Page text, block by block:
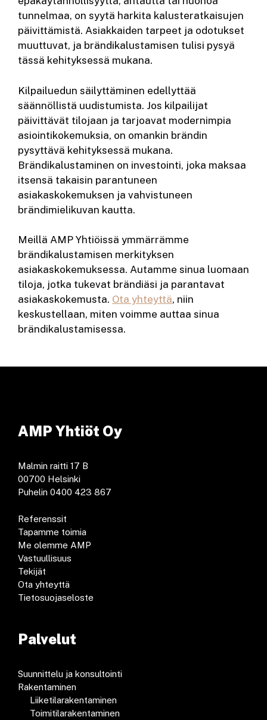
tunnelmaa, on syytä harkita kalusteratkaisujen
päivittämistä. Asiakkaiden tarpeet ja odotukset
muuttuvat, ja brändikalustamisen tulisi pysyä
tässä kehityksessä mukana.
Kilpailuedun säilyttäminen edellyttää
säännöllistä uudistumista. Jos kilpailijat
päivittävät tilojaan ja tarjoavat modernimpia
asiointikokemuksia, on omankin brändin
pysyttävä kehityksessä mukana.
Brändikalustaminen on investointi, joka maksaa
itsensä takaisin parantuneen
asiakaskokemuksen ja vahvistuneen
brändimielikuvan kautta.
Meillä AMP Yhtiöissä ymmärrämme
brändikalustamisen merkityksen
asiakaskokemuksessa. Autamme sinua luomaan
tiloja, jotka tukevat brändiäsi ja parantavat
asiakaskokemusta. Ota yhteyttä, niin
keskustellaan, miten voimme auttaa sinua
brändikalustamisessa.
AMP Yhtiöt Oy
Malmin raitti 17 B
00700 Helsinki
Puhelin 0400 423 867
Referenssit
Tapamme toimia
Me olemme AMP
Vastuullisuus
Tekijät
Ota yhteyttä
Tietosuojaseloste
Palvelut
Suunnittelu ja konsultointi
Rakentaminen
Liiketilarakentaminen
Toimitilarakentaminen